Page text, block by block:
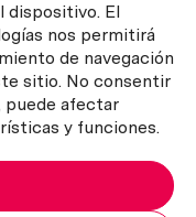
dispositivo. El
nos permitirá
de navegación
sitio. No consentir
afectar
y funciones.
Política de Cookies